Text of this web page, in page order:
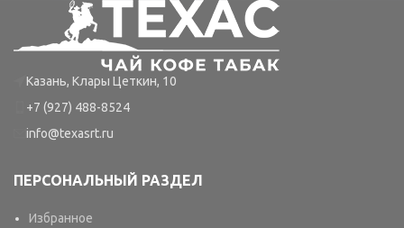
Казань, Клары Цеткин, 10
+7 (927) 488-8524
info@texasrt.ru
ПЕРСОНАЛЬНЫЙ РАЗДЕЛ
Избранное